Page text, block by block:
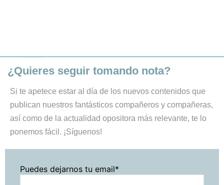
¿Quieres seguir tomando nota?
Si te apetece estar al día de los nuevos contenidos que
publican nuestros fantásticos compañeros y compañeras,
así como de la actualidad opositora más relevante, te lo
ponemos fácil. ¡Síguenos!
Puedes dejarnos tu email*